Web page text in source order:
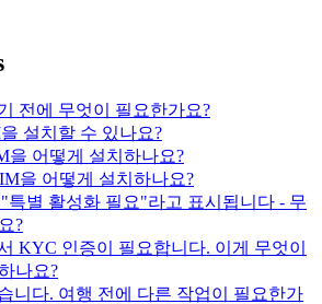
전에 무엇이 필요한가요?
설치할 수 있나요?
을 어떻게 설치하나요?
을 어떻게 설치하나요?
특별 활성화 필요"라고 표시됩니다 - 무
?
KYC 인증이 필요합니다. 이게 무엇이
나요?
니다. 여행 전에 다른 작업이 필요한가